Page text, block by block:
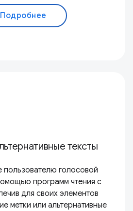
Подробнее
тексты
пользователю голосовой
программ чтения с
для своих элементов
метки или альтернативные